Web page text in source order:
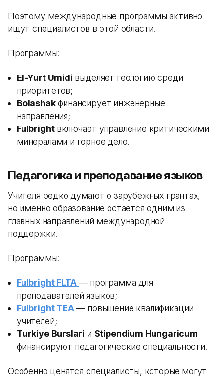
Поэтому международные программы активно
ищут специалистов в этой области.
Программы:
El-Yurt Umidi выделяет геологию среди
приоритетов;
Bolashakфинансирует инженерные
направления;
Fulbrightвключает управление критическими
минералами и горное дело.
Педагогика и преподавание языков
Учителя редко думают о зарубежных грантах,
но именно образование остается одним из
главных направлений международной
поддержки.
Программы:
Fulbright FLTA — программа для
преподавателей языков;
Fulbright TEA— повышение квалификации
учителей;
Turkiye Burslari и Stipendium Hungaricum
финансируют педагогические специальности.
Особенно ценятся специалисты, которые могут